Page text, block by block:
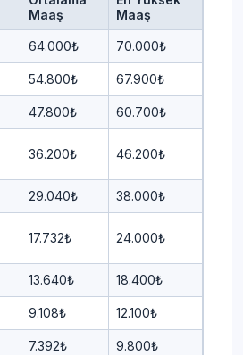
Maaş
Maaş
64.000₺ 70.000₺
54.800₺ 67.900₺
47.800₺ 60.700₺
36.200₺ 46.200₺
29.040₺ 38.000₺
17.732₺ 24.000₺
13.640₺ 18.400₺
9.108₺ 12.100₺
7.392₺ 9.800₺